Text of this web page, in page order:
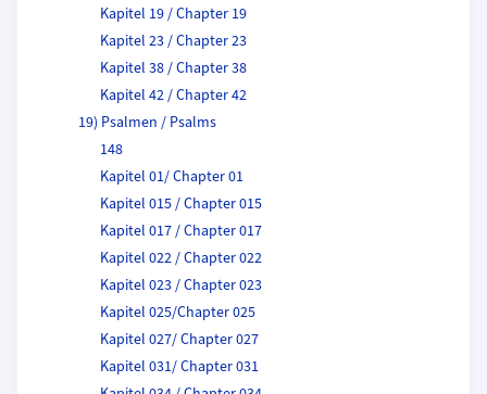
Kapitel 19 / Chapter 19
Kapitel 23 / Chapter 23
Kapitel 38 / Chapter 38
Kapitel 42 / Chapter 42
19) Psalmen / Psalms
148
Kapitel 01/ Chapter 01
Kapitel 015 / Chapter 015
Kapitel 017 / Chapter 017
Kapitel 022 / Chapter 022
Kapitel 023 / Chapter 023
Kapitel 025/Chapter 025
Kapitel 027/ Chapter 027
Kapitel 031/ Chapter 031